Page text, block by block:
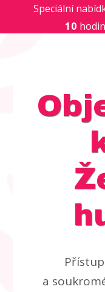
Speciální
10 hodin
a